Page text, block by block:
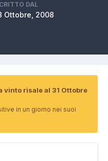
DAL
Ottobre, 2008
vinto risale al 31 Ottobre
in un giorno nei suoi